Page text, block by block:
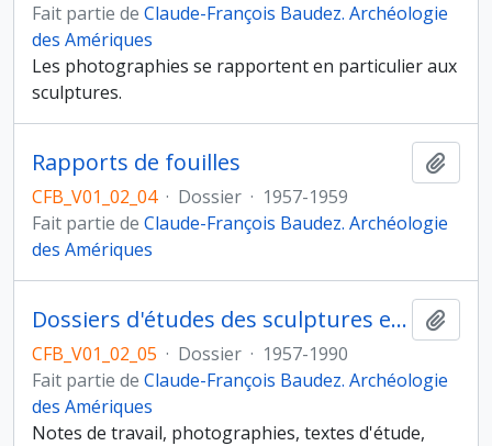
Fait partie de Claude-François Baudez. Archéologie
des Amériques
Les photographies se rapportent en particulier aux
sculptures.
Rapports de fouilles
CFB_V01_02_04 · Dossier · 1957-1959
Fait partie de Claude-François Baudez. Archéologie
des Amériques
Dossiers d'études des sculptures et des céramiques
CFB_V01_02_05 · Dossier · 1957-1990
Fait partie de Claude-François Baudez. Archéologie
des Amériques
Notes de travail, photographies, textes d'étude,